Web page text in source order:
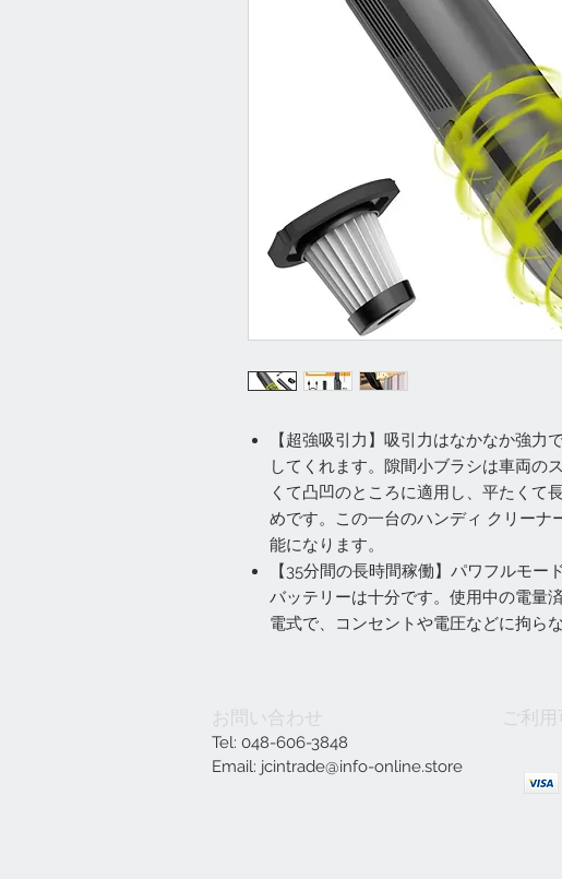
【超強吸引力】吸引力はなかなか強力
してくれます。隙間小ブラシは車両の
くて凸凹のところに適用し、平たくて
めです。この一台のハンディ クリーナ
能になります。
【35分間の長時間稼働】パワフルモ
バッテリーは十分です。使用中の電量
電式で、コンセントや電圧などに拘ら
お問い合わせ
Tel: 048-606-3848
Email: jcintrade@info-online.store
ご利